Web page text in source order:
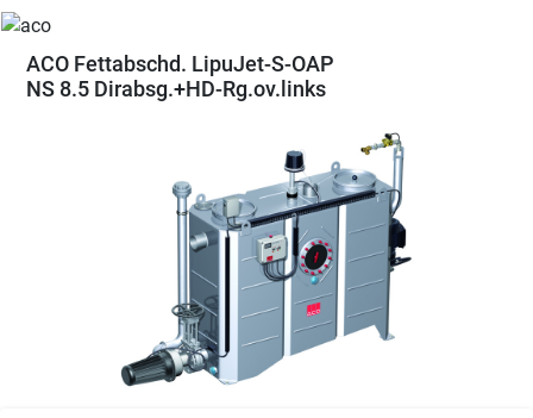
ACO Fettabschd. LipuJet-S-OAP
NS 8.5 Dirabsg.+HD-Rg.ov.links